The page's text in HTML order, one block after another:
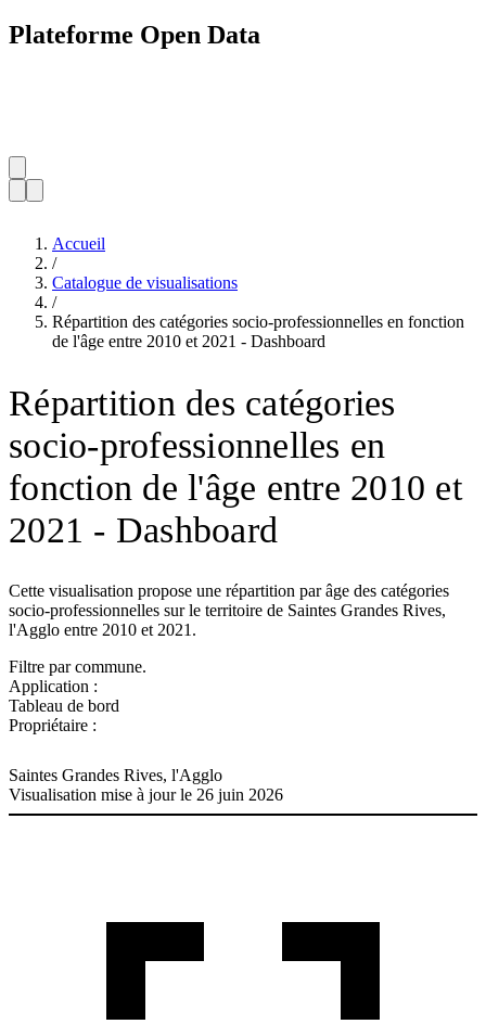
Plateforme Open Data
Accueil
/
Catalogue de visualisations
/
Répartition des catégories socio-professionnelles en fonction
de l'âge entre 2010 et 2021 - Dashboard
Répartition des catégories
socio-professionnelles en
fonction de l'âge entre 2010 et
2021 - Dashboard
Cette visualisation propose une répartition par âge des catégories
socio-professionnelles sur le territoire de Saintes Grandes Rives,
l'Agglo entre 2010 et 2021.
Filtre par commune.
Application :
Tableau de bord
Propriétaire :
Saintes Grandes Rives, l'Agglo
Visualisation mise à jour le 26 juin 2026